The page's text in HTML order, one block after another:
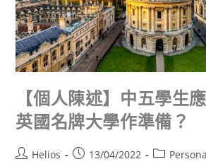
【個人陳述】中五學生
英國名牌大學作準備？
Helios 13/04/2022